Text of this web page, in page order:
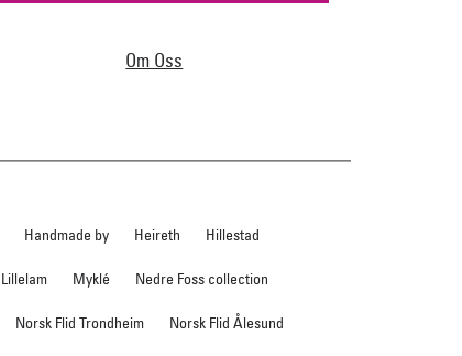
Om Oss
Handmade by Heireth Hillestad
Lillelam Myklé Nedre Foss collection
Norsk Flid Trondheim Norsk Flid Ålesund